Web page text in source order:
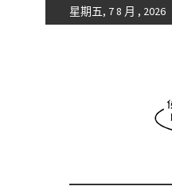
星期五, 7 8 月 , 2026